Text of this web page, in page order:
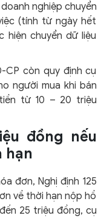
nghiệp chuyển
(tính từ ngày hết
hiện chuyển dữ liệu
CP còn quy định cụ
người mua khi bán
từ 10 – 20 triệu
đồng nếu
hạn
đơn, Nghị định 125
về thời hạn nộp hồ
25 triệu đồng, cụ